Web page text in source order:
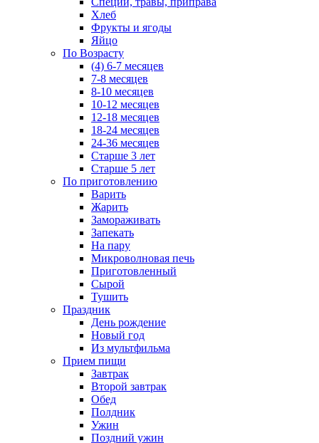
Хлеб
Фрукты и ягоды
Яйцо
По Возрасту
(4) 6-7 месяцев
7-8 месяцев
8-10 месяцев
10-12 месяцев
12-18 месяцев
18-24 месяцев
24-36 месяцев
Старше 3 лет
Старше 5 лет
По приготовлению
Варить
Жарить
Замораживать
Запекать
На пару
Микроволновая печь
Приготовленный
Сырой
Тушить
Праздник
День рождение
Новый год
Из мультфильма
Прием пищи
Завтрак
Второй завтрак
Обед
Полдник
Ужин
Поздний ужин